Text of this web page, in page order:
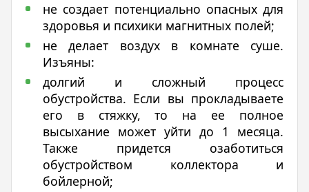
не создает потенциально опасных для
здоровья и психики магнитных полей;
не делает воздух в комнате суше.
Изъяны:
долгий и сложный процесс
обустройства. Если вы прокладываете
его в стяжку, то на ее полное
высыхание может уйти до 1 месяца.
Также придется озаботиться
обустройством коллектора и
бойлерной;